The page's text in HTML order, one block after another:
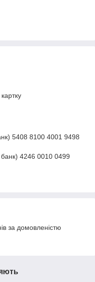
5408 8100 4001 9498
4246 0010 0499
за домовленістю